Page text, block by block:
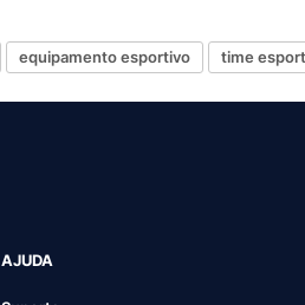
equipamento esportivo time
AJUDA